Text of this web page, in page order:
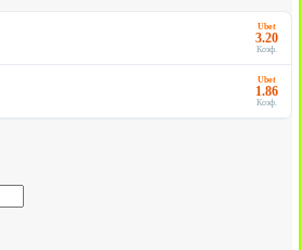
Ubet
3.20
Коэф.
Ubet
1.86
Коэф.